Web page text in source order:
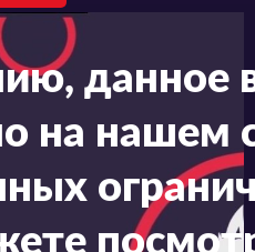
данное
на нашем